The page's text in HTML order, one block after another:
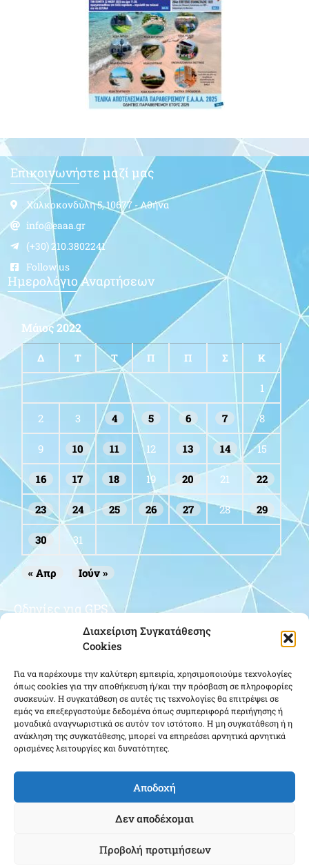
Διαχείριση Συγκατάθεσης
Cookies
Για να παρέχουμε την καλύτερη εμπειρία, χρησιμοποιούμε τεχνολογίες
όπως cookies για την αποθήκευση ή/και την πρόσβαση σε πληροφορίες
συσκευών. Η συγκατάθεση σε αυτές τις τεχνολογίες θα επιτρέψει σε
εμάς να επεξεργαστούμε δεδομένα όπως συμπεριφορά περιήγησης ή
μοναδικά αναγνωριστικά σε αυτόν τον ιστότοπο. Η μη συγκατάθεση ή η
ανάκληση της συγκατάθεσης, μπορεί να επηρεάσει αρνητικά αρνητικά
ορισμένες λειτουργίες και δυνατότητες.
Αποδοχή
Δεν αποδέχομαι
Προβολή προτιμήσεων
Επικοινωνήστε μαζί μας
Χαλκοκονδύλη 5, 10677 - Αθήνα
info@eaaa.gr
(+30) 210.3802241
Follow us
Ημερολόγιο Αναρτήσεων
Μάιος 2022
Δ Τ Τ Π Π Σ Κ
1
2 3 4 5 6 7 8
9 10 11 12 13 14 15
16 17 18 19 20 21 22
23 24 25 26 27 28 29
30 31
« Απρ Ιούν »
Οδηγίες για GPS
Κάντε κλικ για να αποδεχτείτε cookies
εμπορικής προώθησης και να